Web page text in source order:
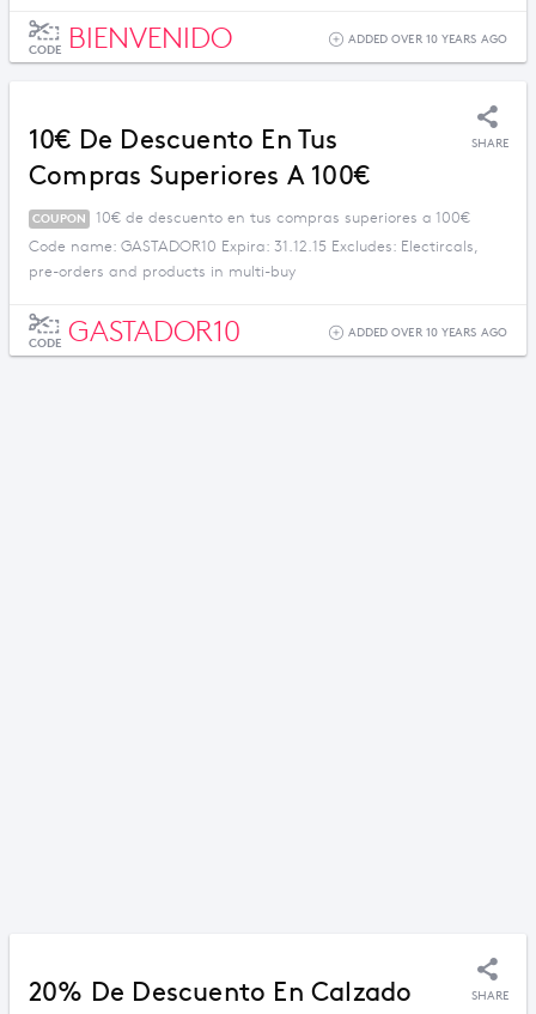
CODE BIENVENIDO ADDED OVER 10 YEARS AGO
10€ De Descuento En Tus
Compras Superiores A 100€
SHARE
COUPON
10€ de descuento en tus compras superiores a 100€
Code name: GASTADOR10 Expira: 31.12.15 Excludes: Electircals,
pre-orders and products in multi-buy
CODE GASTADOR10 ADDED OVER 10 YEARS AGO
20% De Descuento En Calzado SHARE